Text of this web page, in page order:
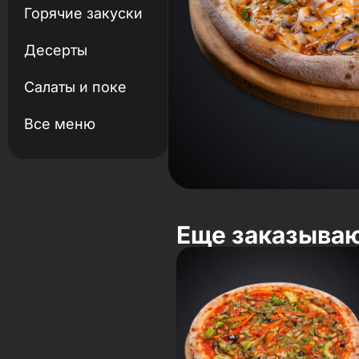
Горячие закуски
Десерты
Салаты и поке
Все меню
Еще